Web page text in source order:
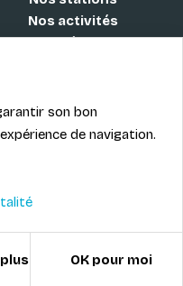
Nos activités
Nos médailles
CGV
Mentions légales
son bon
de navigation.
OK pour moi